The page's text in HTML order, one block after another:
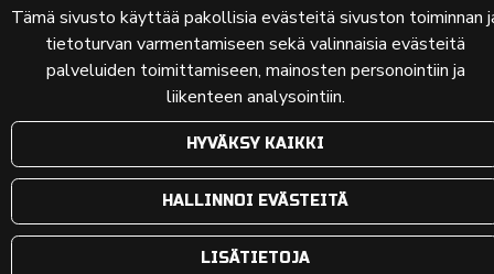
Tämä sivusto käyttää pakollisia evästeitä sivuston toiminnan
tietoturvan varmentamiseen sekä valinnaisia evästeitä
palveluiden toimittamiseen, mainosten personointiin ja
liikenteen analysointiin.
HYVÄKSY KAIKKI
HALLINNOI EVÄSTEITÄ
LISÄTIETOJA
© 2024 PKMT | VerkkosivuatFlow Oy